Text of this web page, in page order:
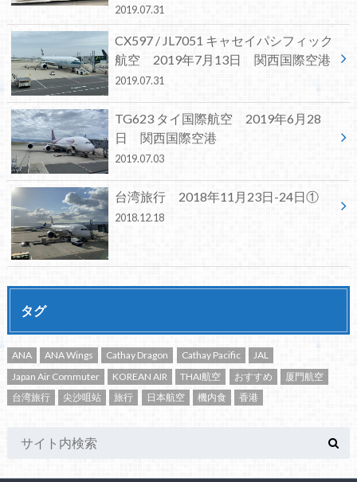
2019.07.31
CX597 / JL7051 キャセイパシフィック
航空 2019年7月13日 関西国際空港
2019.07.31
TG623 タイ国際航空 2019年6月28
日 関西国際空港
2019.07.03
台湾旅行 2018年11月23日-24日①
2018.12.18
タグ
ANA ANA Wings Cathay Dragon Cathay Pacific
JAL
Japan Air Commuter
KOREAN AIR THAI航空 おすすめ
厦門航空
台湾旅行
尖沙咀站 旅行 日本航空 機内食 香港